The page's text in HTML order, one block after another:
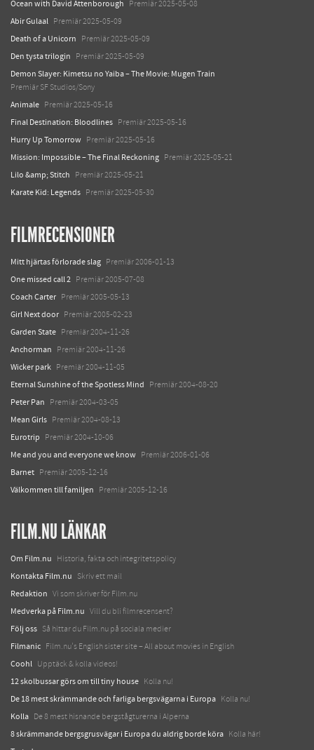
Ocean with David Attenborough Premiär 2025-05-08
Abir Gulaal Premiär 2025-05-09
Death of a Unicorn Premiär 2025-05-09
Den tysta trilogin Premiär 2025-05-09
Demon Slayer: Kimetsu no Yaiba – The Movie: Mugen Train
Premiär SF Studios/Sony
Animale Premiär 2025-05-16
Final Destination: Bloodlines Premiär 2025-05-16
Hurry Up Tomorrow Premiär 2025-05-16
Mission: Impossible – The Final Reckoning Premiär 2025-05-21
Lilo &amp; Stitch Premiär 2025-05-21
Karate Kid: Legends Premiär 2025-05-30
FILMRECENSIONER
Mitt hjärtas förlorade slag Premiär 2006-01-13
One missed call 2 Premiär 2005-07-08
Coach Carter Premiär 2005-05-13
Girl Next door Premiär 2005-02-23
Garden State Premiär 2004-11-26
Anchorman Premiär 2004-11-26
Wicker park Premiär 2004-11-05
Eternal Sunshine of the Spotless Mind Premiär 2004-08-20
Peter Pan Premiär 2004-03-05
Mean Girls Premiär 2004-08-13
Eurotrip Premiär 2004-10-06
Me and you and everyone we know Premiär 2006-01-06
Barnet Premiär 2005-12-16
Välkommen till familjen Premiär 2005-12-16
FILM.NU LÄNKAR
Om Film.nu Historia, fakta och integritetspolicy
Kontakta Film.nu Skriv ett mail
Redaktion Vi som skriver för Film.nu
Medverka på Film.nu Vill du bli filmrecensent?
Följ oss Så hittar du Film.nu på sociala medier
Filmanic Film.nu's English sister site – All about movies in English
Coohl Upptäck & kolla videos!
12 skolbussar görs om till tiny house Kolla nu!
De 18 mest skrämmande och farliga bergsvägarna i Europa Kolla nu!
Kolla De 8 mest hisnande bergstågturerna i Alperna
8 skrämmande bergsgrusvägar i Europa du aldrig borde köra Kolla här!